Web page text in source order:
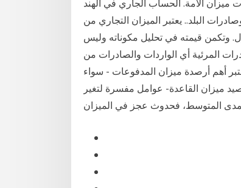
الأمة. الحساب الجاري في الهند
البلد.. يعتبر الميزان التجاري من
وتكمن قيمته في تحليل مكوناته وليس
المرئية أي الواردات والصادرات من
أهم أرصدة ميزان المدفوعات - سواء
ميزان القاعدة- عوامل مفسرة لتغير
المتوسط، فحدوث عجز في الميزان